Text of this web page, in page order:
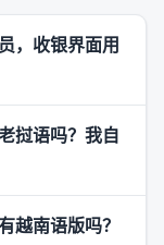
，收银界面用
挝语吗？我自
越南语版吗？